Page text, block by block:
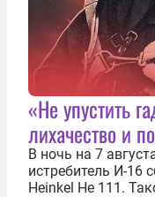
«Не упустить
лихачество и
В ночь на 7
истребитель И-16
Heinkel He 111.